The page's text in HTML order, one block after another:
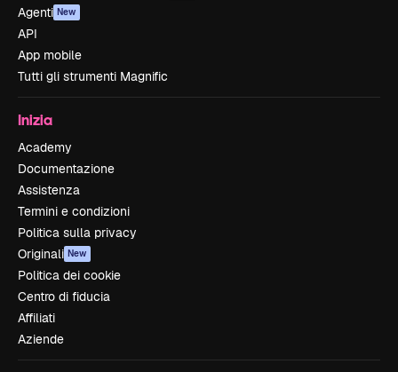
Agenti New
API
App mobile
Tutti gli strumenti Magnific
Inizia
Academy
Documentazione
Assistenza
Termini e condizioni
Politica sulla privacy
Originali New
Politica dei cookie
Centro di fiducia
Affiliati
Aziende